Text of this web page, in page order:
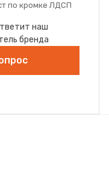
по кромке ЛДСП
наш
бренда